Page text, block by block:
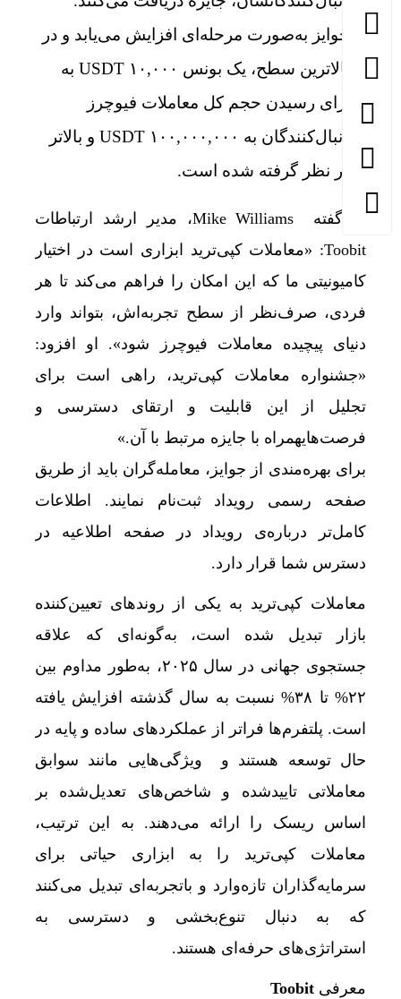
جوایز به‌صورت مرحله‌ای افزایش می‌یابد و در
بالاترین سطح، یک بونس ۱۰,۰۰۰ USDT به
ازای رسیدن حجم کل معاملات فیوچرز
دنبال‌کنندگان به ۱۰۰,۰۰۰,۰۰۰ USDT و بالاتر
در نظر گرفته شده است.
به گفته
Mike Williams، مدیر ارشد ارتباطات
Toobit: «معاملات کپی‌ترید ابزاری است در اختیار
کامیونیتی ما که این امکان را فراهم می‌کند تا هر
فردی، صرف‌نظر از سطح تجربه‌اش، بتواند وارد
دنیای پیچیده معاملات فیوچرز شود». او افزود:
«جشنواره معاملات کپی‌ترید، راهی است برای
تجلیل از این قابلیت و ارتقای دسترسی و
فرصت‌هایهمراه با جایزه مرتبط با آن.»
برای بهره‌مندی از جوایز، معامله‌گران باید از طریق
صفحه رسمی رویداد ثبت‌نام نمایند. اطلاعات
کامل‌تر درباره‌ی رویداد در صفحه اطلاعیه در
دسترس شما قرار دارد.
معاملات کپی‌ترید به یکی از روندهای تعیین‌کننده
بازار تبدیل شده است، به‌گونه‌ای که علاقه
جستجوی جهانی در سال ۲۰۲۵، به‌طور مداوم بین
۲۲% تا ۳۸% نسبت به سال گذشته افزایش یافته
است. پلتفرم‌ها فراتر از عملکردهای ساده و پایه در
حال توسعه هستند و
ویژگی‌هایی مانند سوابق
معاملاتی تاییدشده و شاخص‌های تعدیل‌شده بر
اساس ریسک را ارائه می‌دهند. به این ترتیب،
معاملات کپی‌ترید را به ابزاری حیاتی برای
سرمایه‌گذاران تازه‌وارد و باتجربه‌ای تبدیل می‌کنند
که به دنبال تنوع‌بخشی و دسترسی به
استراتژی‌های حرفه‌ای هستند.
معرفی Toobit